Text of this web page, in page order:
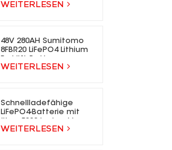
WEITERLESEN
48V 280AH Sumitomo
8FBR20 LiFePO4 Lithium
WEITERLESEN
Schnellladefähige
LiFePO4-Batterie mit
für Elektrogabelstapler
WEITERLESEN